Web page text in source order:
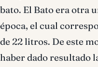
bato. El Bato era otra
época, el cual
de 22 litros. De este
haber dado resultado